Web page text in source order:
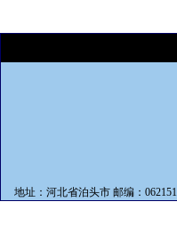
地址：河北省泊头市 邮编：062151